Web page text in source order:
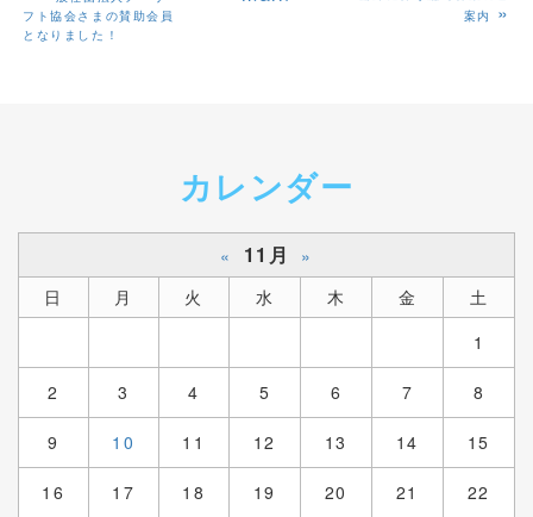
フト協会さまの賛助会員
となりました！
案内
»
カレンダー
« 11月
»
日
月 火 水 木 金
土
1
2 3 4 5 6 7 8
9 10 11 12 13 14 15
16 17 18 19 20 21 22